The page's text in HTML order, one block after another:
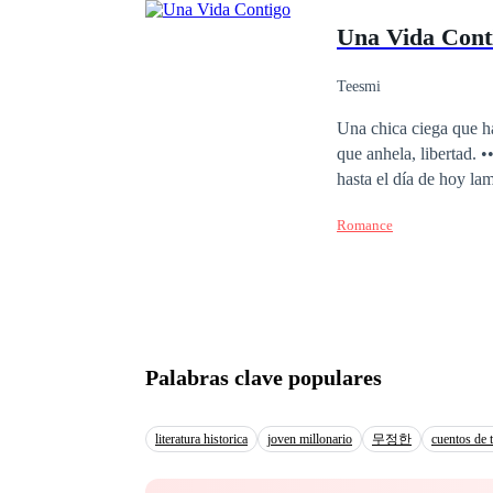
esté siendo
Una Vida
Teesmi
Una chica ciega que
que anhela, libertad. ••• Eloise Bennett cumple seis años de haber perdido la vista a causa de un accidente que
hasta el día de hoy
conoce en plena vía
reputación y una
de terceros.
Romance
Palabras clave populares
literatura historica joven millonario 무정한 cuentos de